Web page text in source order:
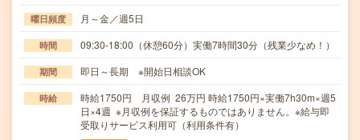
曜日頻度 月～金／週5日
時間 09:30-18:00（休憩60分）実働7時間30分（残業少なめ！）
期間 即日～長期 ※開始日相談OK
時給
時給1750円 月収例 26万円 時給1750円×実働7h30m×週5
日×4週 ※月収例を保証するものではありません。※給与即
受取りサービス利用可（利用条件有）